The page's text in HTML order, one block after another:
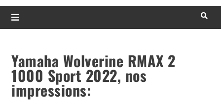
Yamaha Wolverine RMAX 2
1000 Sport 2022, nos
impressions: